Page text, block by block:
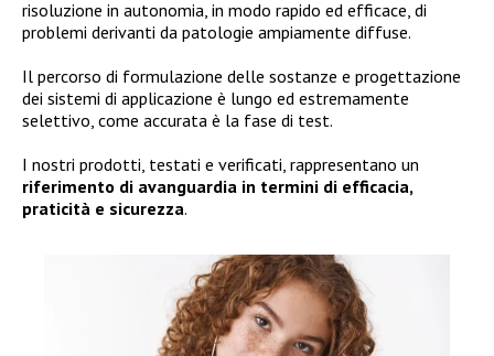
risoluzione in autonomia, in modo rapido ed efficace, di
problemi derivanti da patologie ampiamente diffuse.
Il percorso di formulazione delle sostanze e progettazione
dei sistemi di applicazione è lungo ed estremamente
selettivo, come accurata è la fase di test.
I nostri prodotti, testati e verificati, rappresentano un
riferimento di avanguardia in termini di efficacia,
praticità e sicurezza.